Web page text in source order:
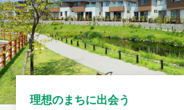
理想のまちに出会う